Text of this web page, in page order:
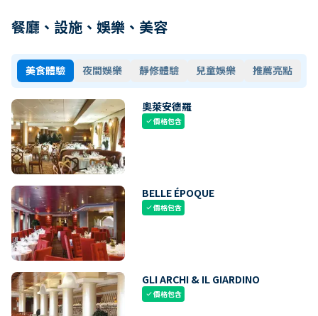
餐廳、設施、娛樂、美容
美食體驗 夜間娛樂 靜修體驗 兒童娛樂 推薦亮點
奧萊安德羅
check價格包含
BELLE ÉPOQUE
check價格包含
GLI ARCHI & IL GIARDINO
check價格包含